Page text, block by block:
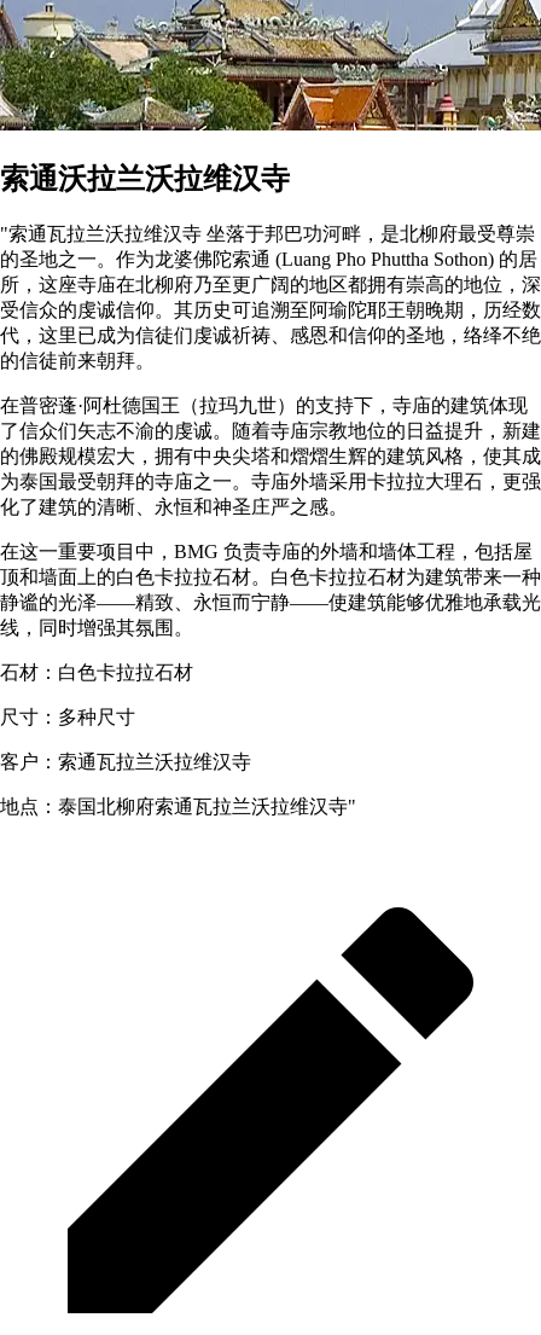
索通沃拉兰沃拉维汉寺
"索通瓦拉兰沃拉维汉寺 坐落于邦巴功河畔，是北柳府最受尊崇
的圣地之一。作为龙婆佛陀索通 (Luang Pho Phuttha Sothon) 的居
所，这座寺庙在北柳府乃至更广阔的地区都拥有崇高的地位，深
受信众的虔诚信仰。其历史可追溯至阿瑜陀耶王朝晚期，历经数
代，这里已成为信徒们虔诚祈祷、感恩和信仰的圣地，络绎不绝
的信徒前来朝拜。
在普密蓬·阿杜德国王（拉玛九世）的支持下，寺庙的建筑体现
了信众们矢志不渝的虔诚。随着寺庙宗教地位的日益提升，新建
的佛殿规模宏大，拥有中央尖塔和熠熠生辉的建筑风格，使其成
为泰国最受朝拜的寺庙之一。寺庙外墙采用卡拉拉大理石，更强
化了建筑的清晰、永恒和神圣庄严之感。
在这一重要项目中，BMG 负责寺庙的外墙和墙体工程，包括屋
顶和墙面上的白色卡拉拉石材。白色卡拉拉石材为建筑带来一种
静谧的光泽——精致、永恒而宁静——使建筑能够优雅地承载光
线，同时增强其氛围。
石材：白色卡拉拉石材
尺寸：多种尺寸
客户：索通瓦拉兰沃拉维汉寺
地点：泰国北柳府索通瓦拉兰沃拉维汉寺"